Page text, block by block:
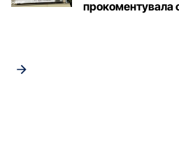
прокоментувала